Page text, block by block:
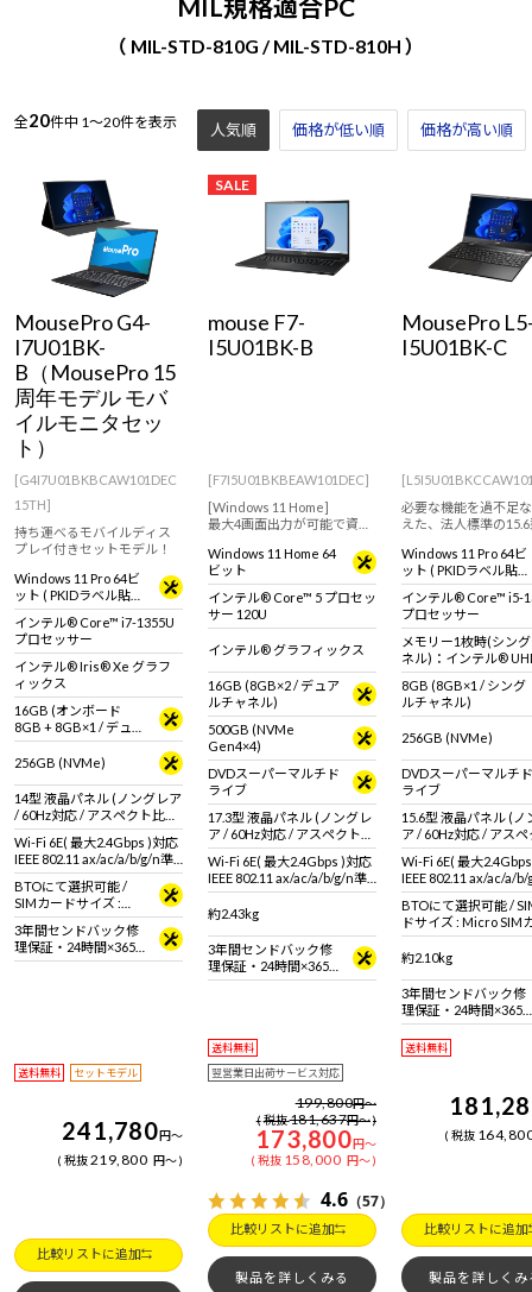
MIL規格適合PC
（ MIL-STD-810G / MIL-STD-810H ）
全20件中 1～20件を表示 人気順 価格が低い順 価格が高い順
MousePro G4-
I7U01BK-
B（MousePro 15
周年モデル モバ
イルモニタセッ
ト）
[G4I7U01BKBCAW101DEC
15TH]
持ち運べるモバイルディス
プレイ付きセットモデル！
Windows 11 Pro 64ビ
ット ( PKIDラベル貼付
対応 )
インテル® Core™ i7-1355U
プロセッサー
インテル® Iris® Xe グラフ
ィックス
16GB (オンボード
8GB + 8GB×1 / デュア
ルチャネル)
256GB (NVMe)
14型 液晶パネル (ノングレア
/ 60Hz対応 / アスペクト比
16:9)
Wi-Fi 6E( 最大2.4Gbps )対応
IEEE 802.11 ax/ac/a/b/g/n準
拠 ＋ Bluetooth 5内蔵
BTOにて選択可能 /
SIMカードサイズ :
Micro SIMカード
3年間センドバック修
理保証・24時間×365
日電話サポート
送料無料 セットモデル
241,780円～
税抜219,800 円～
比較リストに追加
SALE
mouse F7-
I5U01BK-B
[F7I5U01BKBEAW101DEC]
[Windows 11 Home]
最大4画面出力が可能で資料
率アップ！光学ドライブ搭
載17.3型ノートPC！高い堅
牢性と耐久性を実証された
【MIL規格】適合PC！
Windows 11 Home 64
ビット
インテル® Core™ 5 プロセッ
サー 120U
インテル® グラフィックス
16GB (8GB×2 / デュア
ルチャネル)
500GB (NVMe
Gen4×4)
DVDスーパーマルチド
ライブ
17.3型 液晶パネル (ノングレ
ア / 60Hz対応 / アスペクト比
16:9)
Wi-Fi 6E( 最大2.4Gbps )対応
IEEE 802.11 ax/ac/a/b/g/n準
拠 ＋ Bluetooth 5内蔵
約2.43kg
3年間センドバック修
理保証・24時間×365
日電話サポート
送料無料
翌営業日出荷サービス対応
199,800円～
税抜181,637円～
173,800円～
税抜 158,000 円～
4.6 （57）
比較リストに追加
製品を詳しくみる
MousePro
I5U01BK-C
必要な機能を過不足
えた、法人標準の
Windows 11 Pro 64ビ
ット ( PKIDラベル貼付
対応 )
インテル® Core™ i5-
プロセッサー
メモリー1枚時(シン
ネル)：インテル®
フィックス
メモリー2枚時(デュ
ネル)：インテル®
8GB (8GB×1 / シング
ルチャネル)
256GB (NVMe)
DVDスーパーマルチド
ライブ
15.6型 液晶パネル (ノ
ア / 60Hz対応 / アス
16:9)
Wi-Fi 6E( 最大
IEEE 802.11 ax/ac/a/
拠 ＋ Bluetooth 5内蔵
BTOにて選択可能 /
ドサイズ : Micro SIM
約2.10kg
3年間センドバック修
理保証・24時間×365
日電話サポート
送料無料
税抜
比較リストに追加
製品を詳しくみ